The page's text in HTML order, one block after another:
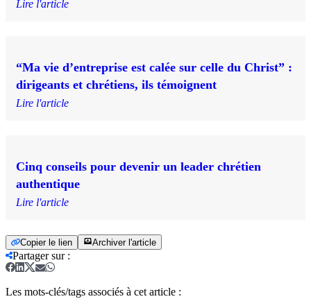
Lire l'article
“Ma vie d’entreprise est calée sur celle du Christ” :
dirigeants et chrétiens, ils témoignent
Lire l'article
Cinq conseils pour devenir un leader chrétien
authentique
Lire l'article
Copier le lien Archiver l'article
Partager sur:
Les mots-clés/tags associés à cet article :